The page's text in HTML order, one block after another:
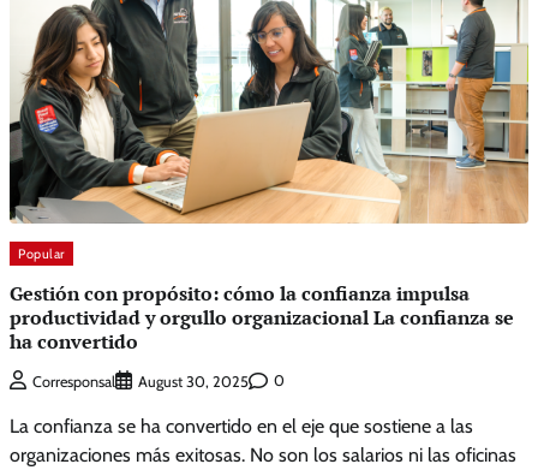
Popular
Gestión con propósito: cómo la confianza impulsa
productividad y orgullo organizacional La confianza se
ha convertido
Corresponsal August 30, 2025 0
La confianza se ha convertido en el eje que sostiene a las
organizaciones más exitosas. No son los salarios ni las oficinas